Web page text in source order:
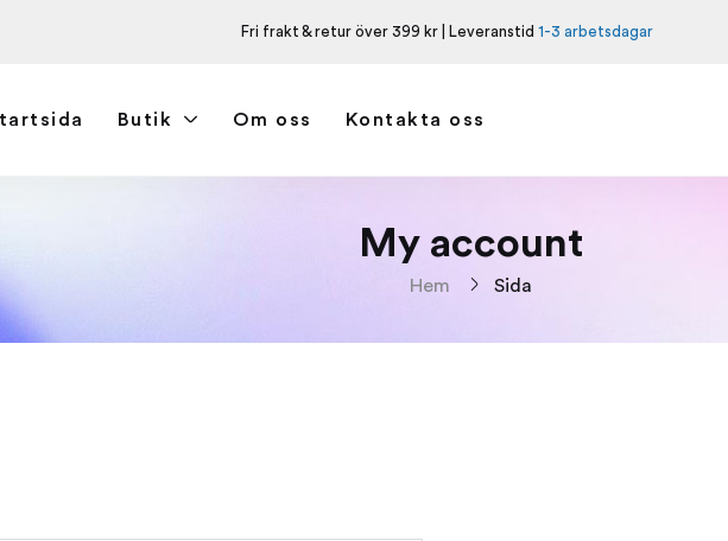
Fri frakt & retur över 399 kr | Leveranstid 1-3 arbetsdagar
Butik Om oss Kontakta oss
My account
Hem Sida